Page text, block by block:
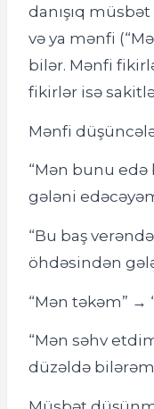
danışıq
və ya mənfi
bilər. Mənfi
fikirlər isə
Mənfi
“Mən bunu
gələni
“Bu baş
öhdəsindən
“Mən təkəm” →
“Mən səhv
düzəldə